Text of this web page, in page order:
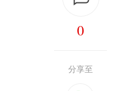
0
分享至